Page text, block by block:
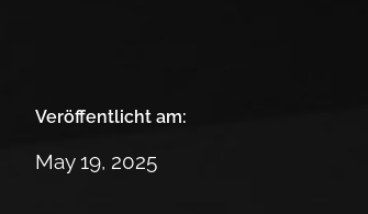
Veröffentlicht am:
May 19, 2025